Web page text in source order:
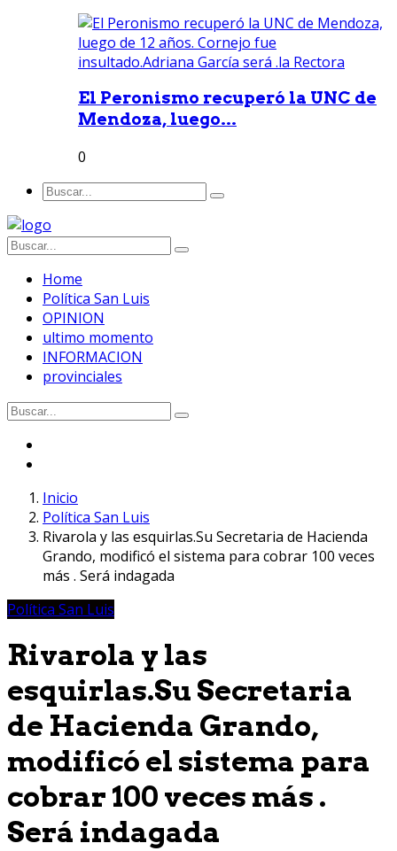
El Peronismo recuperó la UNC de
Mendoza, luego...
0
Home
Política San Luis
OPINION
ultimo momento
INFORMACION
provinciales
Inicio
Política San Luis
Rivarola y las esquirlas.Su Secretaria de Hacienda
Grando, modificó el sistema para cobrar 100 veces
más . Será indagada
Política San Luis
Rivarola y las
esquirlas.Su Secretaria
de Hacienda Grando,
modificó el sistema para
cobrar 100 veces más .
Será indagada